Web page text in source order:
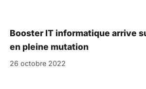
Booster IT informatique arrive
en pleine mutation
26 octobre 2022